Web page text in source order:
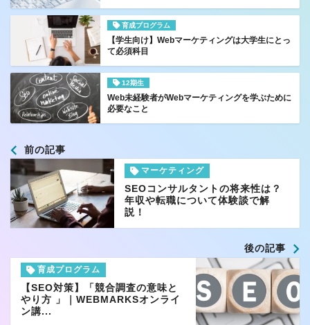
育成プログラム
【学生向け】Webマーケティングは大学生にとっ
て必須科目
12期生
Web未経験者がWebマーケティングを学ぶために
必要なこと
前の記事
マーケティング
SEOコンサルタントの将来性は？
年収や転職について体験談で解
説！
後の記事
育成プログラム
【SEO対策】「競合調査の意味と
やり方 」｜WEBMARKSオンライ
ン講...